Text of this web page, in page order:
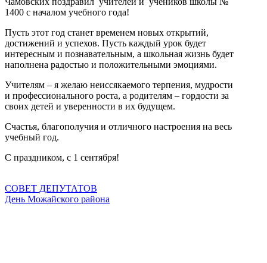
1400 с началом учебного года!
Пусть этот год станет временем новых открытий,
достижений и успехов. Пусть каждый урок будет
интересным и познавательным, а школьная жизнь будет
наполнена радостью и положительными эмоциями.
Учителям – я желаю неиссякаемого терпения, мудрости
и профессионального роста, а родителям – гордости за
своих детей и уверенности в их будущем.
Счастья, благополучия и отличного настроения на весь
учебный год.
С праздником, с 1 сентября!
СОВЕТ ДЕПУТАТОВ
День Можайского района